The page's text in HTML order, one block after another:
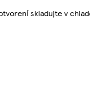
skladujte v